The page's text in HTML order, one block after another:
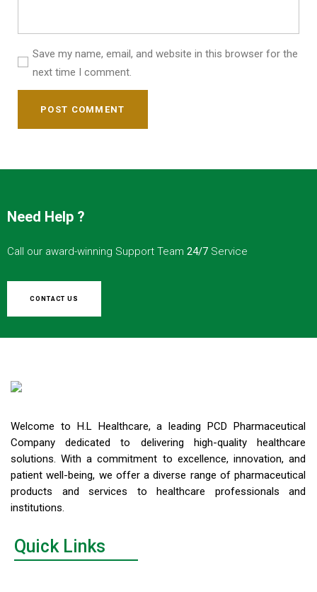
Save my name, email, and website in this browser for the
next time I comment.
POST COMMENT
Need Help ?
Call our award-winning Support Team 24/7 Service
CONTACT US
Welcome to H.L Healthcare, a leading PCD Pharmaceutical
Company dedicated to delivering high-quality healthcare
solutions. With a commitment to excellence, innovation, and
patient well-being, we offer a diverse range of pharmaceutical
products and services to healthcare professionals and
institutions.
Quick Links